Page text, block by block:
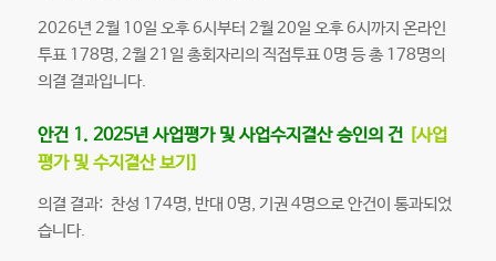
2026년 2월 10일 오후 6시부터 2월 20일 오후 6시까지 온라인
투표 178명, 2월 21일 총회자리의 직접투표 0명 등 총 178명의
의결 결과입니다.
안건 1. 2025년 사업평가 및 사업수지결산 승인의 건 [사업
평가 및 수지결산 보기 ]
의결 결과: 찬성 174명, 반대 0명, 기권 4명으로 안건이 통과되었
습니다.